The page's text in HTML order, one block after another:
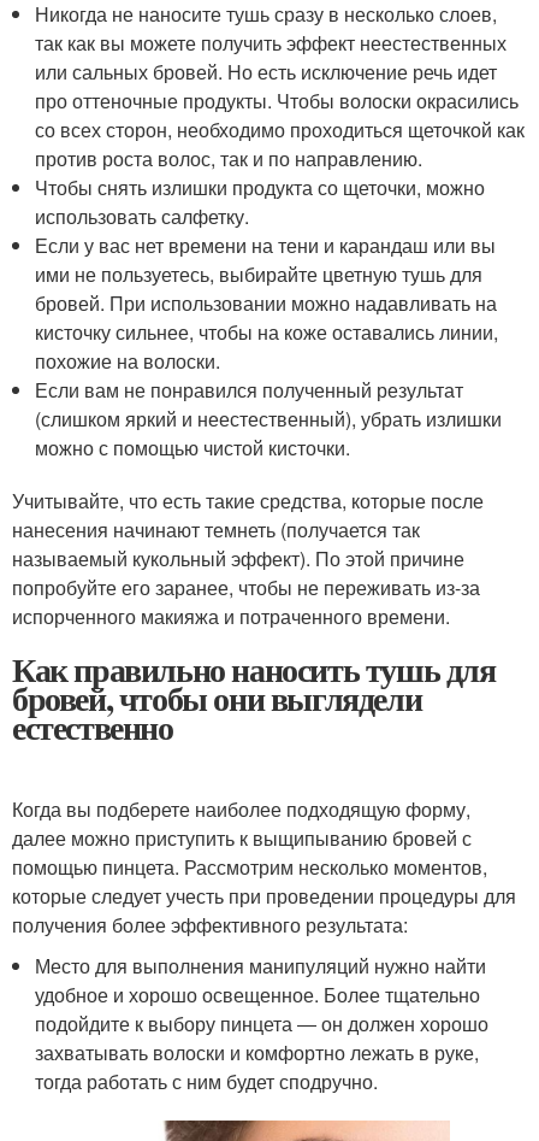
Никогда не наносите тушь сразу в несколько слоев,
так как вы можете получить эффект неестественных
или сальных бровей. Но есть исключение речь идет
про оттеночные продукты. Чтобы волоски окрасились
со всех сторон, необходимо проходиться щеточкой как
против роста волос, так и по направлению.
Чтобы снять излишки продукта со щеточки, можно
использовать салфетку.
Если у вас нет времени на тени и карандаш или вы
ими не пользуетесь, выбирайте цветную тушь для
бровей. При использовании можно надавливать на
кисточку сильнее, чтобы на коже оставались линии,
похожие на волоски.
Если вам не понравился полученный результат
(слишком яркий и неестественный), убрать излишки
можно с помощью чистой кисточки.
Учитывайте, что есть такие средства, которые после
нанесения начинают темнеть (получается так
называемый кукольный эффект). По этой причине
попробуйте его заранее, чтобы не переживать из-за
испорченного макияжа и потраченного времени.
Как правильно наносить тушь для
бровей, чтобы они выглядели
естественно
Когда вы подберете наиболее подходящую форму,
далее можно приступить к выщипыванию бровей с
помощью пинцета. Рассмотрим несколько моментов,
которые следует учесть при проведении процедуры для
получения более эффективного результата:
Место для выполнения манипуляций нужно найти
удобное и хорошо освещенное. Более тщательно
подойдите к выбору пинцета ― он должен хорошо
захватывать волоски и комфортно лежать в руке,
тогда работать с ним будет сподручно.